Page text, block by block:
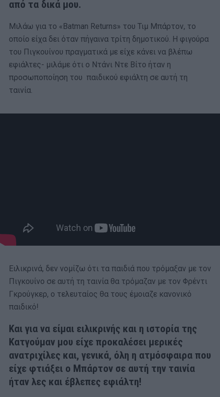
από τα δικά μου.
Μιλάω για το «Batman Returns» του Τιμ Μπάρτον, το
οποίο είχα δει όταν πήγαινα τρίτη δημοτικού. Η φιγούρα
του Πιγκουίνου πραγματικά με είχε κάνει να βλέπω
εφιάλτες- μιλάμε ότι ο Ντάνι Ντε Βίτο ήταν η
προσωποποίηση του παιδικού εφιάλτη σε αυτή τη
ταινία.
Ειλικρινά, δεν νομίζω ότι τα παιδιά που τρόμαξαν με τον
Πιγκουίνο σε αυτή τη ταινία θα τρόμαζαν με τον Φρέντι
Γκρούγκερ, ο τελευταίος θα τους έμοιαζε κανονικό
παιδικό!
Και για να είμαι ειλικρινής και η ιστορία της
Κατγούμαν μου είχε προκαλέσει μερικές
ανατριχίλες και, γενικά, όλη η ατμόσφαιρα που
είχε φτιάξει ο Μπάρτον σε αυτή την ταινία
ήταν λες και έβλεπες εφιάλτη!